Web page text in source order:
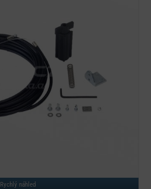
Rychlý náhled